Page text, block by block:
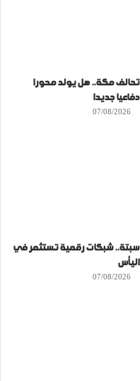
تحالف مكة.. هل يولد محورا
دفاعيا جديدا
07/08/2026
سبتة.. شبكات رقمية تستثمر في
اليأس
07/08/2026